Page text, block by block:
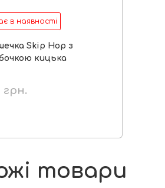
в наявності
Skip Hop з
кицька
грн.
товари